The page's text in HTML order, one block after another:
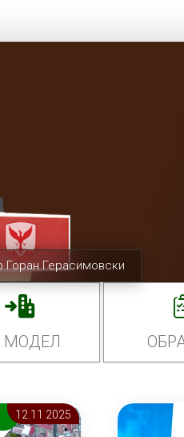
Горан Герасимовски
МОДЕЛ
12.11 2025